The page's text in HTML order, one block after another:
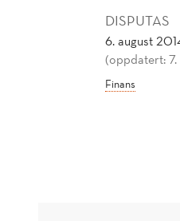
DISPUTAS
6. august
(oppdatert:
Finans